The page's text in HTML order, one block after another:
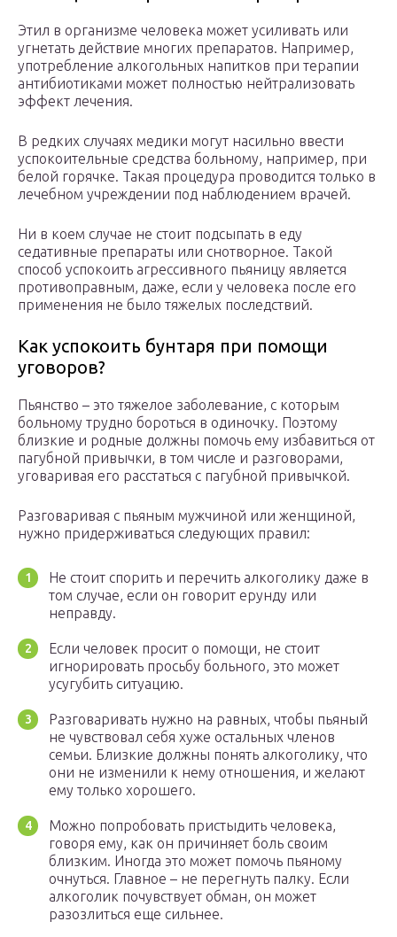
Этил в организме человека может усиливать или
угнетать действие многих препаратов. Например,
употребление алкогольных напитков при терапии
антибиотиками может полностью нейтрализовать
эффект лечения.
В редких случаях медики могут насильно ввести
успокоительные средства больному, например, при
белой горячке. Такая процедура проводится только в
лечебном учреждении под наблюдением врачей.
Ни в коем случае не стоит подсыпать в еду
седативные препараты или снотворное. Такой
способ успокоить агрессивного пьяницу является
противоправным, даже, если у человека после его
применения не было тяжелых последствий.
Как успокоить бунтаря при помощи
уговоров?
Пьянство – это тяжелое заболевание, с которым
больному трудно бороться в одиночку. Поэтому
близкие и родные должны помочь ему избавиться от
пагубной привычки, в том числе и разговорами,
уговаривая его расстаться с пагубной привычкой.
Разговаривая с пьяным мужчиной или женщиной,
нужно придерживаться следующих правил:
Не стоит спорить и перечить алкоголику даже в
том случае, если он говорит ерунду или
неправду.
Если человек просит о помощи, не стоит
игнорировать просьбу больного, это может
усугубить ситуацию.
Разговаривать нужно на равных, чтобы пьяный
не чувствовал себя хуже остальных членов
семьи. Близкие должны понять алкоголику, что
они не изменили к нему отношения, и желают
ему только хорошего.
Можно попробовать пристыдить человека,
говоря ему, как он причиняет боль своим
близким. Иногда это может помочь пьяному
очнуться. Главное – не перегнуть палку. Если
алкоголик почувствует обман, он может
разозлиться еще сильнее.